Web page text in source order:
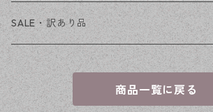
穴なし
発送ボックス
アクセサリー台紙
OPP袋
SALE・訳あり品
商品一覧に戻る